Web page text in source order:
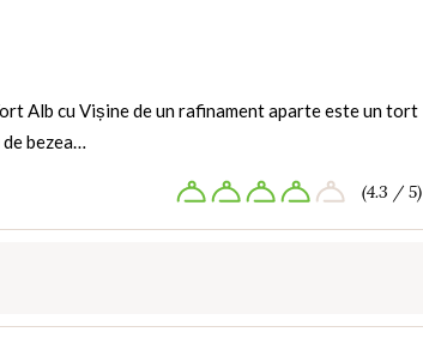
Alb cu Vișine de un rafinament aparte este un tort
bezea…
(4.3 / 5)